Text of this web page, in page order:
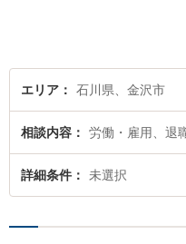
エリア 石川県、金沢市
相談内容 労働・雇用、退
詳細条件 未選択